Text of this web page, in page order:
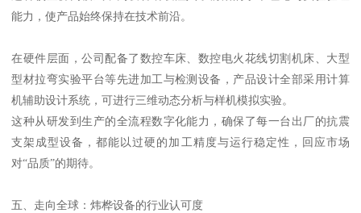
能力，使产品始终保持在技术前沿。
在硬件层面，公司配备了数控车床、数控电火花线切割机床、大型
型材拉弯实验平台等先进加工与检测设备，产品设计全部采用计算
机辅助设计系统，可进行三维动态分析与样机模拟实验。
这种从研发到生产的全流程数字化能力，确保了每一台出厂的抗震
支架成型设备，都能以过硬的加工精度与运行稳定性，回应市场
对“品质”的期待。
五、走向全球：炜桦设备的行业认可度